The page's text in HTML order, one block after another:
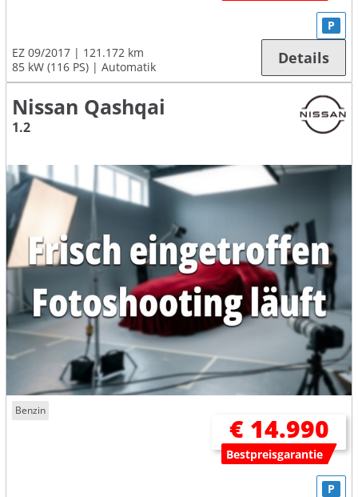
EZ 09/2017
121.172 km
85 kW (116 PS)
Automatik
P
Details
Nissan Qashqai
1.2
Benzin
€ 14.990
Bestpreisgarantie
P